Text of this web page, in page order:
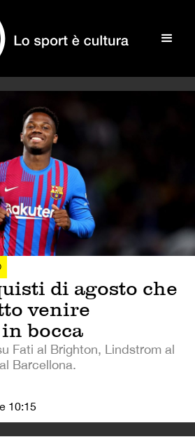
di agosto che
venire
bocca
Fati al Brighton, Lindstrom al
Barcellona.
10:15